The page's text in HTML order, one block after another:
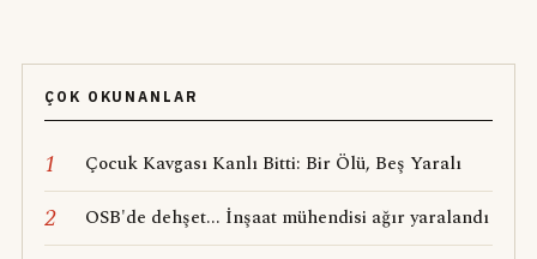
ÇOK OKUNANLAR
1 Çocuk Kavgası Kanlı Bitti: Bir Ölü, Beş Yaralı
2 OSB'de dehşet... İnşaat mühendisi ağır yaralandı